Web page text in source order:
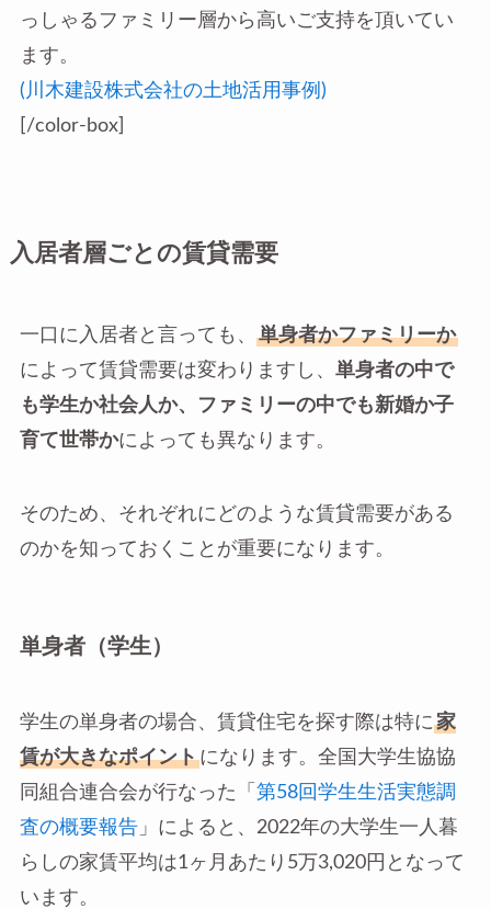
っしゃるファミリー層から高いご支持を頂いてい
ます。
(川木建設株式会社の土地活用事例)
[/color-box]
入居者層ごとの賃貸需要
一口に入居者と言っても、
単身者かファミリーか
によって賃貸需要は変わりますし、 単身者の中で
も学生か社会人か、ファミリーの中でも新婚か子
育て世帯かによっても異なります。
そのため、それぞれにどのような賃貸需要がある
のかを知っておくことが重要になります。
単身者（学生）
学生の単身者の場合、賃貸住宅を探す際は特に 家
賃が大きなポイントになります。全国大学生協協
同組合連合会が行なった「 第58回学生生活実態調
査の概要報告」によると、2022年の大学生一人暮
らしの家賃平均は1ヶ月あたり5万3,020円となって
います。